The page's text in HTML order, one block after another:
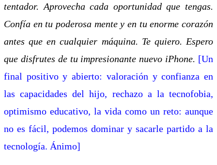
tentador. Aprovecha cada oportunidad que tengas.
Confía en tu poderosa mente y en tu enorme corazón
antes que en cualquier máquina. Te quiero. Espero
que disfrutes de tu impresionante nuevo iPhone. [Un
final positivo y abierto: valoración y confianza en
las capacidades del hijo, rechazo a la tecnofobia,
optimismo educativo, la vida como un reto: aunque
no es fácil, podemos dominar y sacarle partido a la
tecnología. Ánimo]